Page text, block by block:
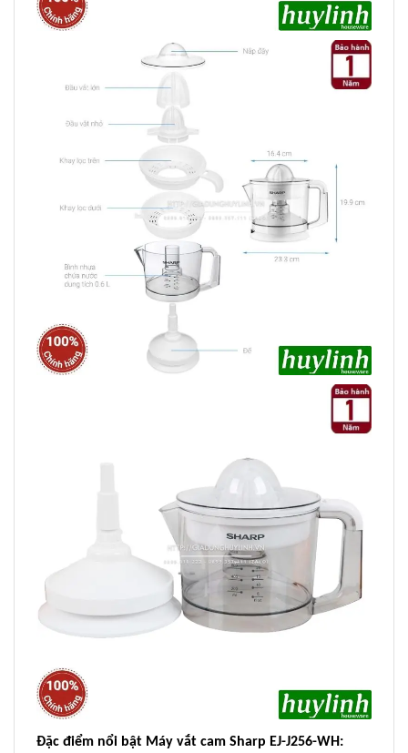
Đặc điểm nổi bật Máy vắt cam Sharp EJ-J256-WH: